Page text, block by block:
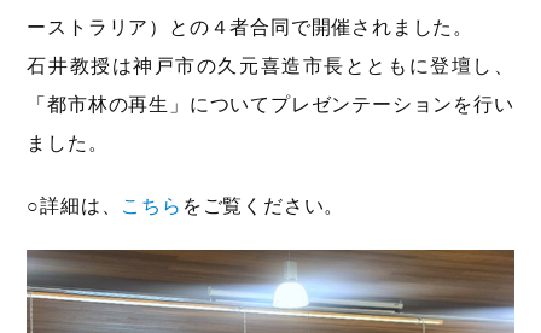
ーストラリア）との４者合同で開催されました。
石井教授は神戸市の久元喜造市長とともに登壇し、
「都市林の再生」についてプレゼンテーションを行い
ました。
○詳細は、 こちら をご覧ください。